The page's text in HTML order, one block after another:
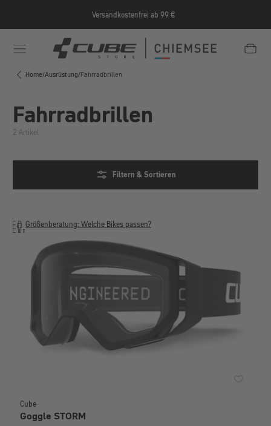
Versandkostenfrei ab 99 €
Home/Ausrüstung/Fahrradbrillen
Fahrradbrillen
2 Artikel
Filtern & Sortieren
Größenberatung: Welche Bikes passen?
Cube
Goggle STORM